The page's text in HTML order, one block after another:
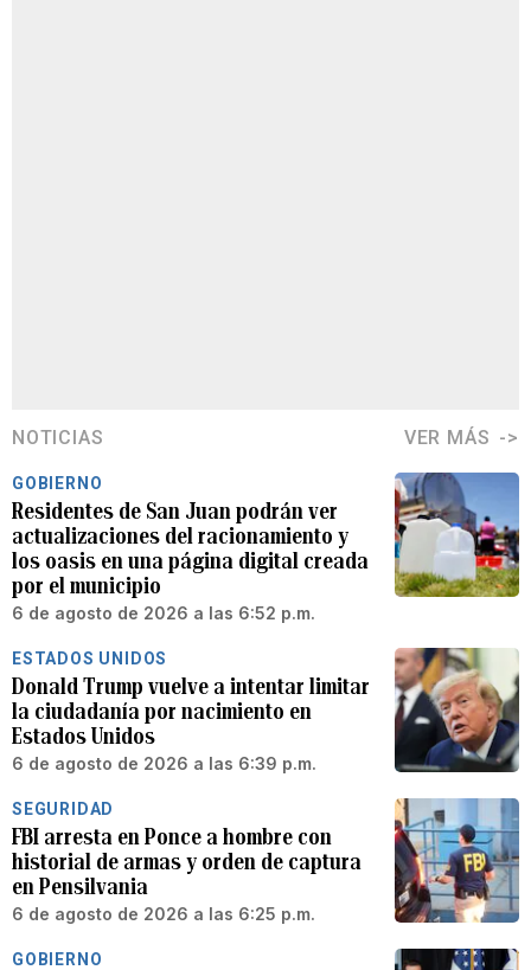
NOTICIAS VER MÁS
GOBIERNO
Residentes de San Juan podrán ver
actualizaciones del racionamiento y
los oasis en una página digital creada
por el municipio
6 de agosto de 2026 a las 6:52 p.m.
ESTADOS UNIDOS
Donald Trump vuelve a intentar limitar
la ciudadanía por nacimiento en
Estados Unidos
6 de agosto de 2026 a las 6:39 p.m.
SEGURIDAD
FBI arresta en Ponce a hombre con
historial de armas y orden de captura
en Pensilvania
6 de agosto de 2026 a las 6:25 p.m.
GOBIERNO